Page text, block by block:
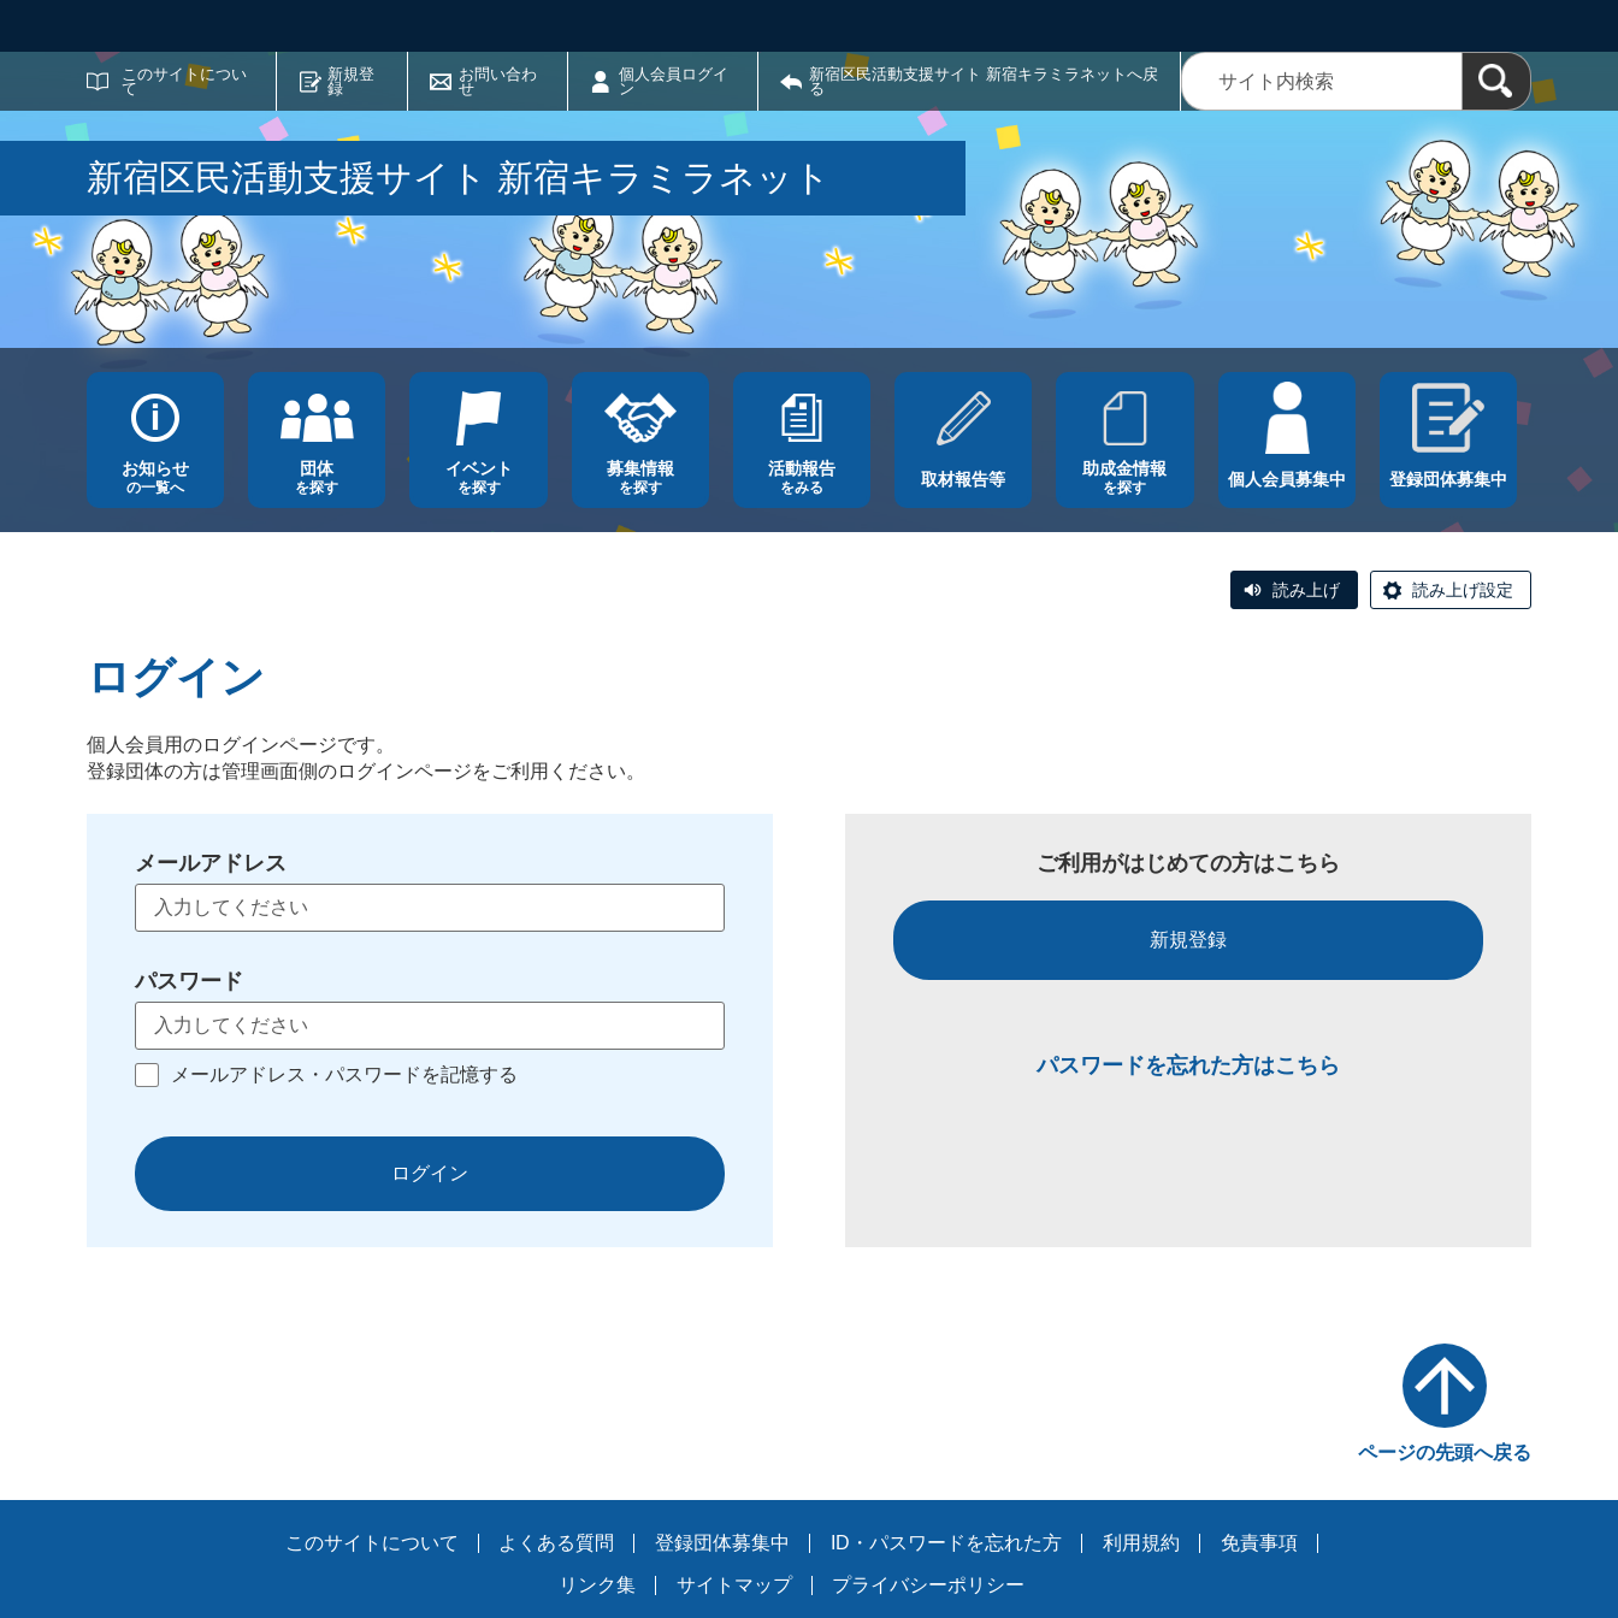
このサイトについ
て
新規登
録
お問い合わ
せ
個人会員ログイ
ン
新宿区民活動支援サイト 新宿キラミラネットへ戻
る
サイト内検索
新宿区民活動支援サイト 新宿キラミラネット
お知らせ
の一覧へ
団体
を探す
イベント
を探す
募集情報
を探す
活動報告
をみる 取材報告等
助成金情報
を探す 個人会員募集中 登録団体募集中
読み上げ 読み上げ設定
ログイン
個人会員用のログインページです。
登録団体の方は管理画面側のログインページをご利用ください。
メールアドレス
パスワード
メールアドレス・パスワードを記憶する
ログイン
ご利用がはじめての方はこちら
新規登録
パスワードを忘れた方はこちら
ページの先頭へ戻る
このサイトについて よくある質問 登録団体募集中 ID・パスワードを忘れた方 利用規約 免責事項
リンク集 サイトマップ プライバシーポリシー